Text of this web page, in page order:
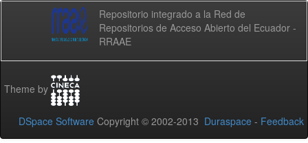
Repositorio integrado a la Red de
Repositorios de Acceso Abierto del Ecuador -
RRAAE
Theme by
DSpace Software Copyright © 2002-2013 Duraspace - Feedback